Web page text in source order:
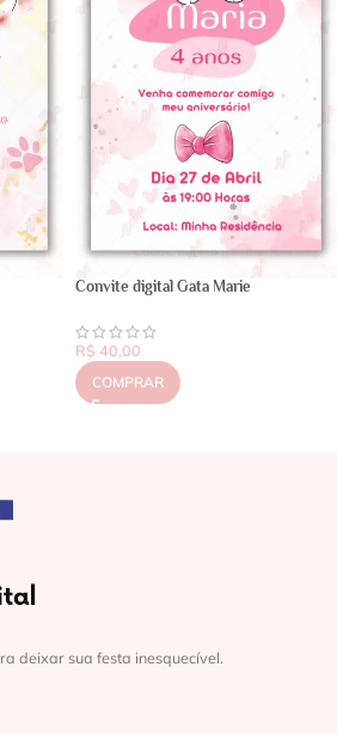
Convite digital Gata Marie
R$ 40,00
COMPRAR
deixar sua festa inesquecível.